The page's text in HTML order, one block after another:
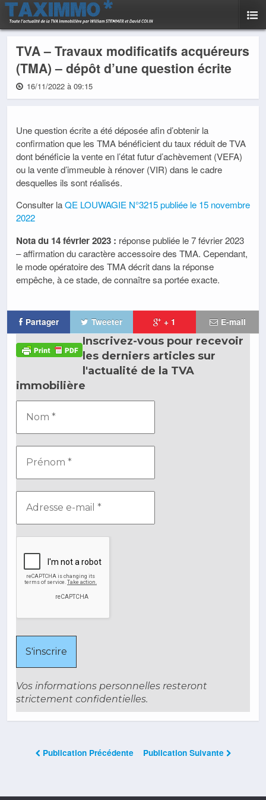
TVA – Travaux modificatifs acquéreurs
(TMA) – dépôt d’une question écrite
16/11/2022 à 09:15
Une question écrite a été déposée afin d’obtenir la
confirmation que les TMA bénéficient du taux réduit de TVA
dont bénéficie la vente en l’état futur d’achèvement (VEFA)
ou la vente d’immeuble à rénover (VIR) dans le cadre
desquelles ils sont réalisés.
Consulter laQE LOUWAGIE N°3215 publiée le 15 novembre
2022
Nota du 14 février 2023 : réponse publiée le 7 février 2023
– affirmation du caractère accessoire des TMA. Cependant,
le mode opératoire des TMA décrit dans la réponse
empêche, à ce stade, de connaître sa portée exacte.
Partager Tweeter + 1 E-mail
Inscrivez-vous pour recevoir
les derniers articles sur
l'actualité de la TVA
immobilière
Vos informations personnelles resteront
strictement confidentielles.
Publication Précédente Publication Suivante